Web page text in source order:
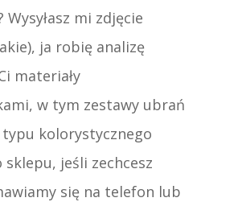
Wysyłasz mi zdjęcie
ja robię analizę
materiały
w tym zestawy ubrań
kolorystycznego
jeśli zechcesz
się na telefon lub